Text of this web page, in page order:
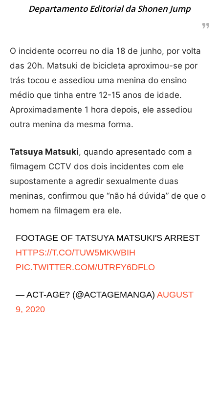
Departamento Editorial da Shonen Jump
O incidente ocorreu no dia 18 de junho, por volta
das 20h. Matsuki de bicicleta aproximou-se por
trás tocou e assediou uma menina do ensino
médio que tinha entre 12-15 anos de idade.
Aproximadamente 1 hora depois, ele assediou
outra menina da mesma forma.
Tatsuya Matsuki, quando apresentado com a
filmagem CCTV dos dois incidentes com ele
supostamente a agredir sexualmente duas
meninas, confirmou que “não há dúvida” de que o
homem na filmagem era ele.
FOOTAGE OF TATSUYA MATSUKI'S ARREST
HTTPS://T.CO/TUW5MKWBIH
PIC.TWITTER.COM/UTRFY6DFLO
— ACT-AGE? (@ACTAGEMANGA)AUGUST
9, 2020